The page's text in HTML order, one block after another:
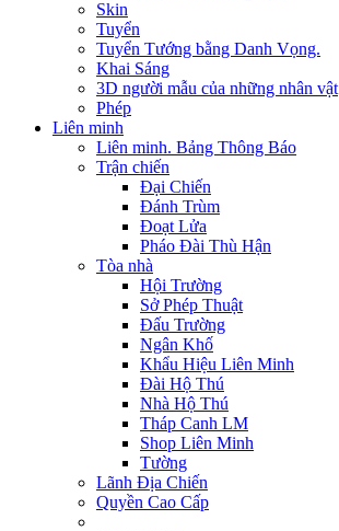
Skin
Tuyển
Tuyển Tướng bằng Danh Vọng.
Khai Sáng
3D người mẫu của những nhân vật
Phép
Liên minh
Liên minh. Bảng Thông Báo
Trận chiến
Đại Chiến
Đánh Trùm
Đoạt Lửa
Pháo Đài Thù Hận
Tòa nhà
Hội Trường
Sở Phép Thuật
Đấu Trường
Ngân Khố
Khẩu Hiệu Liên Minh
Đài Hộ Thú
Nhà Hộ Thú
Tháp Canh LM
Shop Liên Minh
Tường
Lãnh Địa Chiến
Quyền Cao Cấp